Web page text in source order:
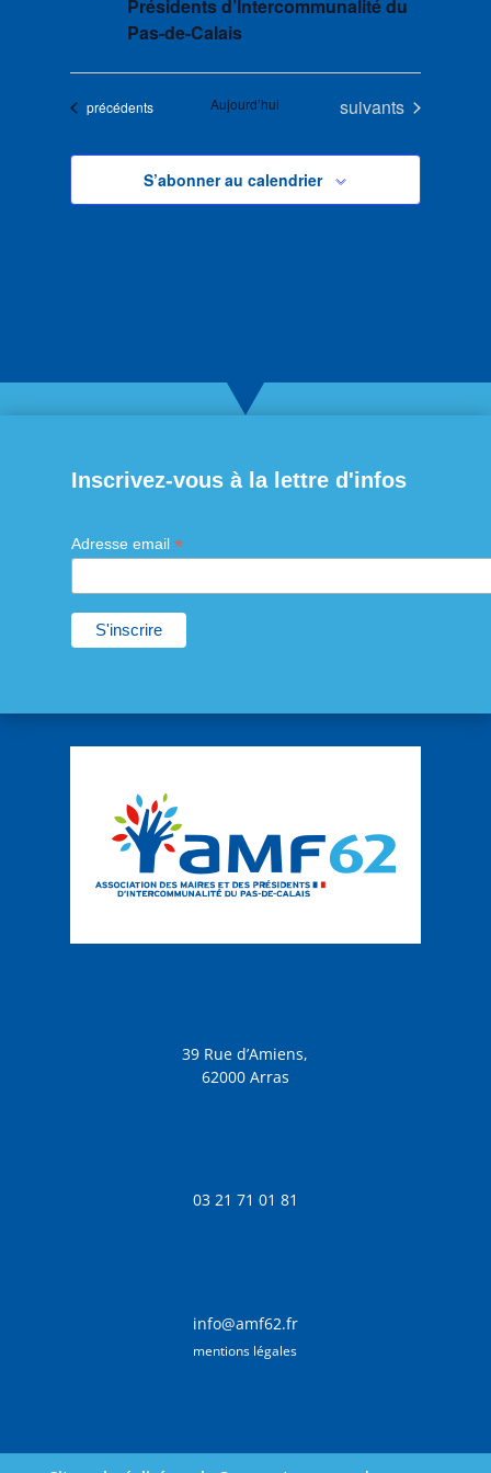
Présidents d’Intercommunalité du
Pas-de-Calais
Évènements
précédents Aujourd’hui Évènements
suivants
S’abonner au calendrier
Inscrivez-vous à la lettre d'infos
Adresse email *
39 Rue d’Amiens,
62000 Arras
03 21 71 01 81
info@amf62.fr
mentions légales